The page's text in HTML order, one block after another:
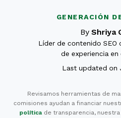
GENERACIÓN
By Shriya
Líder de contenido SEO
de experiencia
Last updated on
Revisamos herramientas de
comisiones ayudan a financiar
políticade transparencia, nuestra